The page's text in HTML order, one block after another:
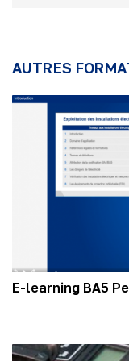
AUTRES
E-learning BA5